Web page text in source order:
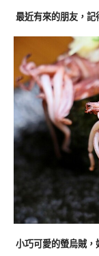
最近有來的朋友，記
小巧可愛的螢烏賊，